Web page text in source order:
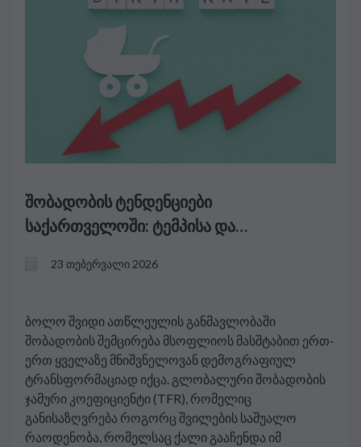
შობადობის ტენდენციები
საქართველოში: ტემპისა და
განმსაზღვრელი ფაქტორები
23 თებერვალი 2026
ბოლო შვიდი ათწლეულის განმავლობაში
შობადობის შემცირება მსოფლიოს მასშტაბით ერთ-
ერთ ყველაზე მნიშვნელოვან დემოგრაფიულ
ტრანსფორმაციად იქცა. გლობალური შობადობის
ჯამური კოეფიციენტი (TFR), რომელიც
განისაზღვრება როგორც შვილების საშუალო
რაოდენობა, რომელსაც ქალი გააჩენდა იმ